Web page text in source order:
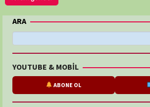
ARA
YOUTUBE & MOBİL
ABONE OL